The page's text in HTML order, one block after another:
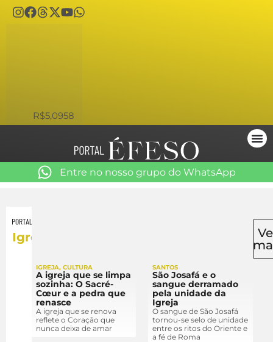
R$5,0958
Entre no nosso grupo do WhatsApp
Igreja
IGREJA,CULTURA
A igreja que se limpa
sozinha: O Sacré-
Cœur e a pedra que
renasce
A igreja que se renova
reflete o Coração que
nunca deixa de amar
SANTOS
São Josafá e o
sangue derramado
pela unidade da
Igreja
O sangue de São Josafá
tornou-se selo de unidade
entre os ritos do Oriente e
a fé de Roma